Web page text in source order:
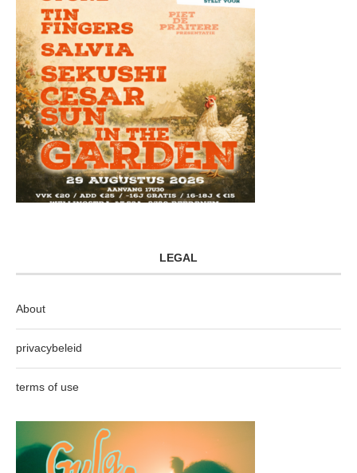
LEGAL
About
privacybeleid
terms of use